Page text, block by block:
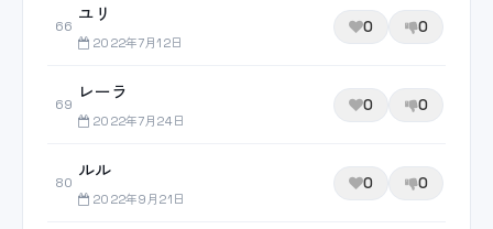
66
ユリ
2022年7月12日
0 0
69
レーラ
2022年7月24日
0 0
80
ルル
2022年9月21日
0 0